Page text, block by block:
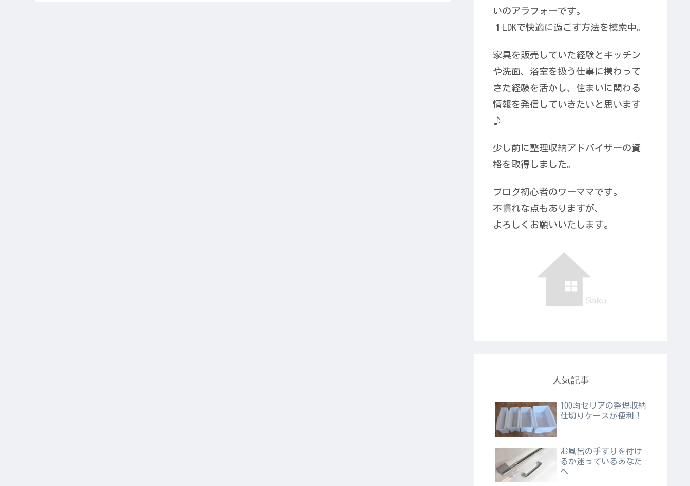
いのアラフォーです。
１LDKで快適に過ごす方法を模索中。
家具を販売していた経験とキッチン
や洗面、浴室を扱う仕事に携わって
きた経験を活かし、住まいに関わる
情報を発信していきたいと思います
♪
少し前に整理収納アドバイザーの資
格を取得しました。
ブログ初心者のワーママです。
不慣れな点もありますが、
よろしくお願いいたします。
人気記事
100均セリアの整理収納
仕切りケースが便利！
お風呂の手すりを付け
るか迷っているあなた
へ